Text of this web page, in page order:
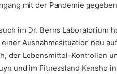
mit der Pandemie
im Dr. Berns Laboratorium
Ausnahmesituation neu
der Lebensmittel-Kontrollen
und im Fitnessland Kensho